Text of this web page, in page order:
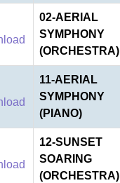
02-AERIAL
SYMPHONY
(ORCHESTRA)
11-AERIAL
SYMPHONY
(PIANO)
12-SUNSET
SOARING
(ORCHESTRA)